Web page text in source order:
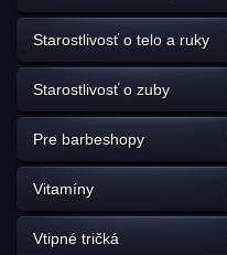
Starostlivosť o telo a ruky
Starostlivosť o zuby
Pre barbeshopy
Vitamíny
Vtipné tričká